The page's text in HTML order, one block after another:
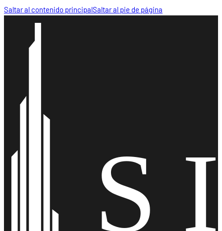
Saltar al contenido principalSaltar al pie de página